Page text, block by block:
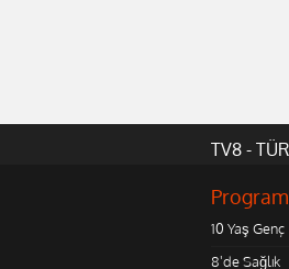
TV8 -
10 Yaş Genç
8'de Sağlık